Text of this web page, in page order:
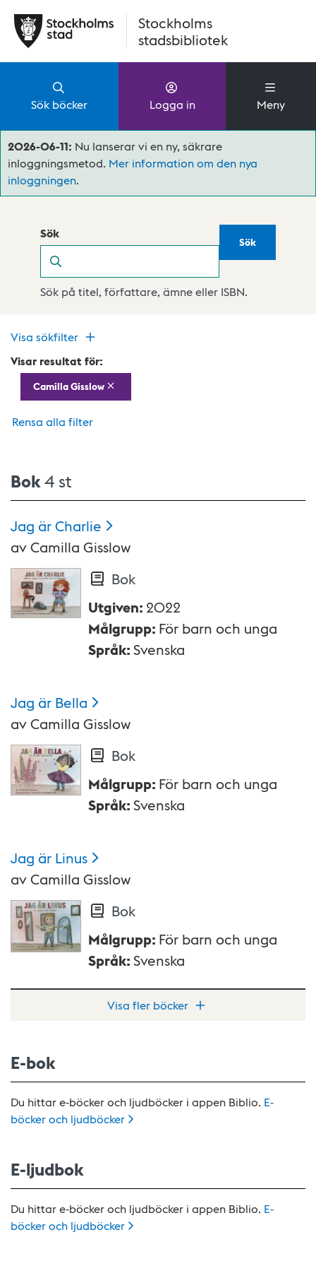
Stockholms
stadsbibliotek
Sök böcker Logga in Meny
2026-06-11: Nu lanserar vi en ny, säkrare
inloggningsmetod. Mer information om den nya
inloggningen.
Sök
Sök
Sök på titel, författare, ämne eller ISBN.
Visa sökfilter
Visar resultat för:
Camilla Gisslow
Rensa alla filter
Bok4 st
Jag ärCharlie
avCamilla Gisslow
Bok
Utgiven: 2022
Målgrupp: För barn och unga
Språk:Svenska
Jag är Bella
avCamilla Gisslow
Bok
Målgrupp: För barn och unga
Språk:Svenska
Jag är Linus
avCamilla Gisslow
Bok
Målgrupp: För barn och unga
Språk:Svenska
Visa fler böcker
E-bok
Du hittar e-böcker och ljudböcker i appen Biblio. E-
böcker och ljudböcker
E-ljudbok
Du hittar e-böcker och ljudböcker i appen Biblio. E-
böcker och ljudböcker